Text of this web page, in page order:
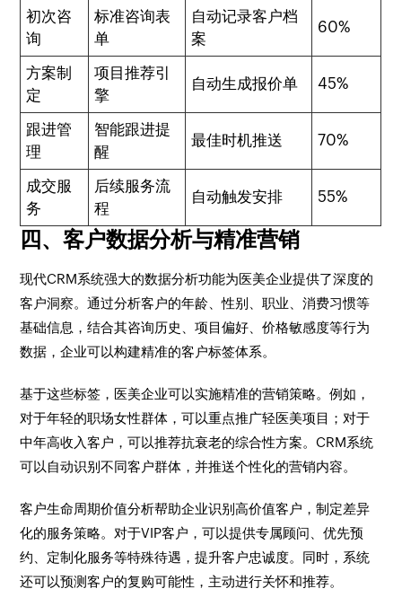
初次咨
询
标准咨询表
单
自动记录客户档
案
60%
方案制
定
项目推荐引
擎
自动生成报价单 45%
跟进管
理
智能跟进提
醒
最佳时机推送 70%
成交服
务
后续服务流
程
自动触发安排 55%
四、客户数据分析与精准营销
现代CRM系统强大的数据分析功能为医美企业提供了深度的
客户洞察。通过分析客户的年龄、性别、职业、消费习惯等
基础信息，结合其咨询历史、项目偏好、价格敏感度等行为
数据，企业可以构建精准的客户标签体系。
基于这些标签，医美企业可以实施精准的营销策略。例如，
对于年轻的职场女性群体，可以重点推广轻医美项目；对于
中年高收入客户，可以推荐抗衰老的综合性方案。CRM系统
可以自动识别不同客户群体，并推送个性化的营销内容。
客户生命周期价值分析帮助企业识别高价值客户，制定差异
化的服务策略。对于VIP客户，可以提供专属顾问、优先预
约、定制化服务等特殊待遇，提升客户忠诚度。同时，系统
还可以预测客户的复购可能性，主动进行关怀和推荐。